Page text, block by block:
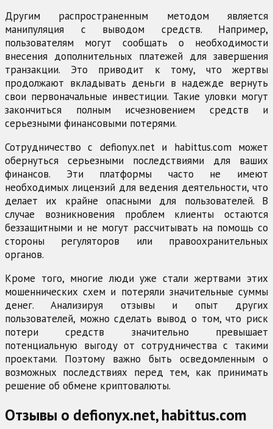
Другим распространенным методом является
манипуляция с выводом средств. Например,
пользователям могут сообщать о необходимости
внесения дополнительных платежей для завершения
транзакции. Это приводит к тому, что жертвы
продолжают вкладывать деньги в надежде вернуть
свои первоначальные инвестиции. Такие уловки могут
закончиться полным исчезновением средств и
серьезными финансовыми потерями.
Сотрудничество с defionyx.net и habittus.com может
обернуться серьезными последствиями для ваших
финансов. Эти платформы часто не имеют
необходимых лицензий для ведения деятельности, что
делает их крайне опасными для пользователей. В
случае возникновения проблем клиенты остаются
беззащитными и не могут рассчитывать на помощь со
стороны регуляторов или правоохранительных
органов.
Кроме того, многие люди уже стали жертвами этих
мошеннических схем и потеряли значительные суммы
денег. Анализируя отзывы и опыт других
пользователей, можно сделать вывод о том, что риск
потери средств значительно превышает
потенциальную выгоду от сотрудничества с такими
проектами. Поэтому важно быть осведомленным о
возможных последствиях перед тем, как принимать
решение об обмене криптовалюты.
Отзывы о defionyx.net, habittus.com